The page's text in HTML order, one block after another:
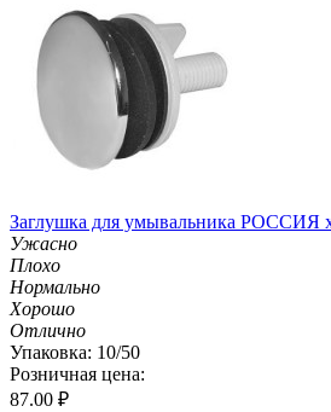
Заглушка для умывальника РОССИЯ
Ужасно
Плохо
Нормально
Хорошо
Отлично
Упаковка: 10/50
Розничная цена:
87.00 ₽